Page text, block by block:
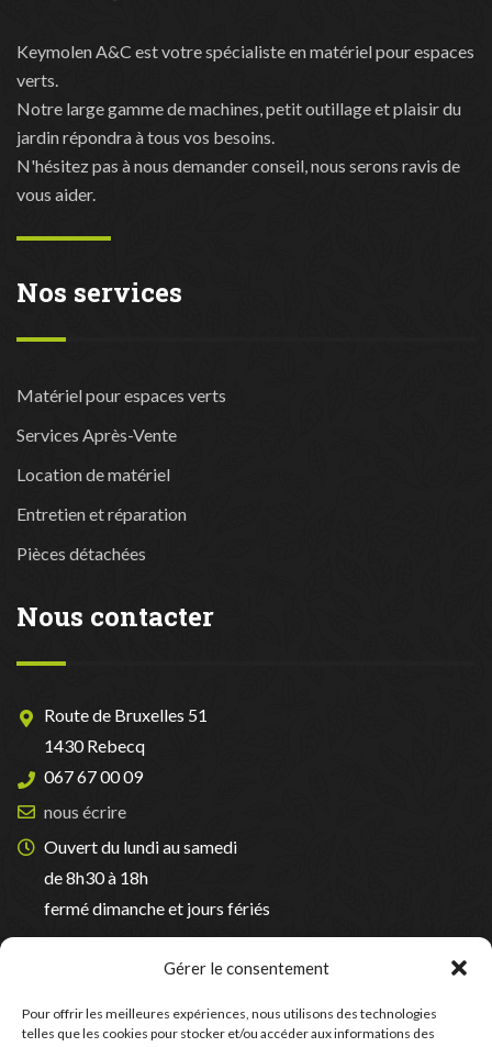
Gérer le consentement
Pour offrir les meilleures expériences, nous utilisons des technologies
telles que les cookies pour stocker et/ou accéder aux informations des
Keymolen A&C est votre spécialiste en matériel pour espaces
verts.
Notre large gamme de machines, petit outillage et plaisir du
jardin répondra à tous vos besoins.
N'hésitez pas à nous demander conseil, nous serons ravis de
vous aider.
Nos services
Matériel pour espaces verts
Services Après-Vente
Location de matériel
Entretien et réparation
Pièces détachées
Nous contacter
Route de Bruxelles 51
1430 Rebecq
067 67 00 09
nous écrire
Ouvert du lundi au samedi
de 8h30 à 18h
fermé dimanche et jours fériés
Suivez-nous sur Facebook